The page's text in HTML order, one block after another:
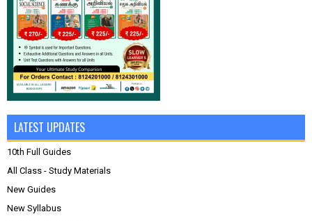
LATEST UPDATES
10th Full Guides
All Class - Study Materials
New Guides
New Syllabus